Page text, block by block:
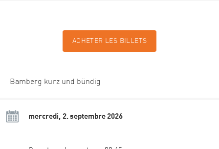
ACHETER LES BILLETS
Bamberg kurz und bündig
mercredi, 2. septembre 2026